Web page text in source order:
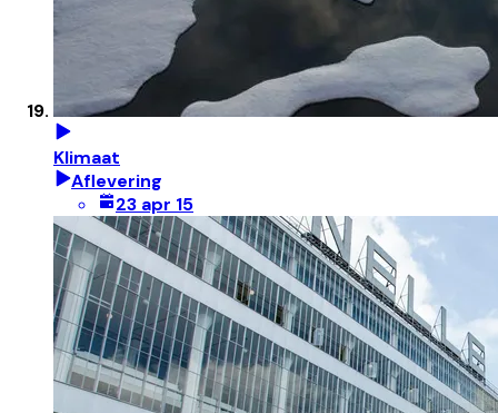
Klimaat
Aflevering
23 apr 15